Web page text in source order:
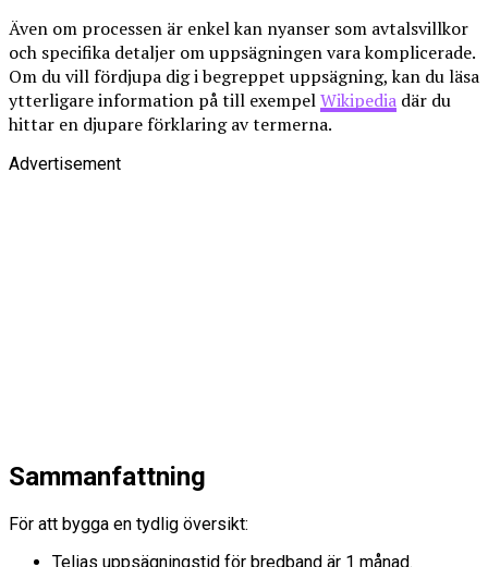
Även om processen är enkel kan nyanser som avtalsvillkor
och specifika detaljer om uppsägningen vara komplicerade.
Om du vill fördjupa dig i begreppet uppsägning, kan du läsa
ytterligare information på till exempelWikipedia där du
hittar en djupare förklaring av termerna.
Advertisement
Sammanfattning
För att bygga en tydlig översikt:
Telias uppsägningstid för bredband är 1 månad.